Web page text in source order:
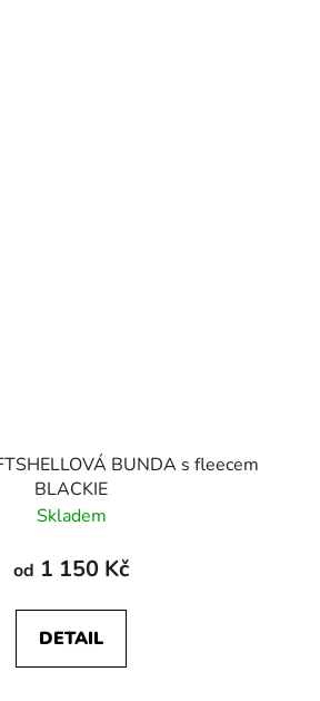
BUNDA s fleecem
BLACKIE
Skladem
od 1 150 Kč
DETAIL